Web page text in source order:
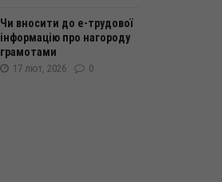
Чи вносити до е-трудової
інформацію про нагороду
грамотами
17 лют, 2026 0